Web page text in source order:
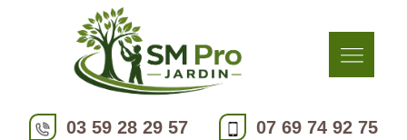
03 59 28 29 57 07 69 74 92 75